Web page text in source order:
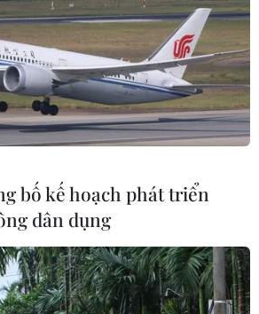
bố kế hoạch phát triển
dân dụng